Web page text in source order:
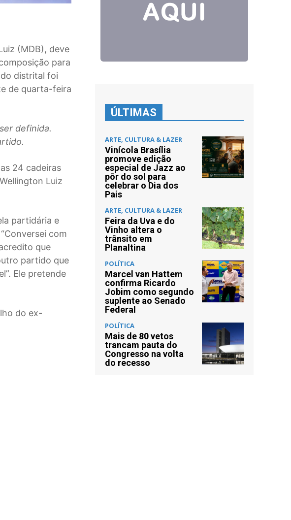
(MDB), deve
para
distrital foi
de quarta-feira
definida.
24 cadeiras
Luiz
partidária e
com
que
partido que
Ele pretende
do ex-
ÚLTIMAS
ARTE, CULTURA & LAZER
Vinícola Brasília
promove edição
especial de Jazz ao
pôr do sol para
celebrar o Dia dos
Pais
ARTE, CULTURA & LAZER
Feira da Uva e do
Vinho altera o
trânsito em
Planaltina
POLÍTICA
Marcel van Hattem
confirma Ricardo
Jobim como segundo
suplente ao Senado
Federal
POLÍTICA
Mais de 80 vetos
trancam pauta do
Congresso na volta
do recesso